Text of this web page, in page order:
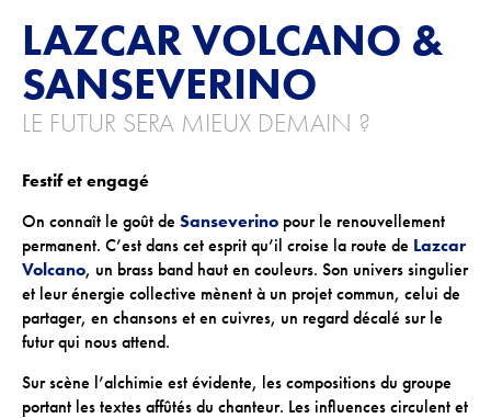
ACTIONS CULTURELLES
Les actions de la saison
Pratique du théâtre, mime et geste
Les actions passées
CINÉMA
Programmation
INFOS+
Tarifs
LAZCAR VOLCANO &
SANSEVERINO
LE FUTUR SERA MIEUX DEMAIN ?
Festif et engagé
On connaît le goût de Sanseverino pour le renouvellement
permanent. C’est dans cet esprit qu’il croise la route de Lazcar
Volcano, un brass band haut en couleurs. Son univers singulier
et leur énergie collective mènent à un projet commun, celui de
partager, en chansons et en cuivres, un regard décalé sur le
futur qui nous attend.
Sur scène l’alchimie est évidente, les compositions du groupe
portant les textes affûtés du chanteur. Les influences circulent et